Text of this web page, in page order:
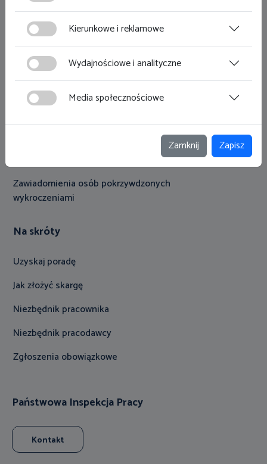
Zamówienia publiczne
Klauzula informacyjna
Deklaracja dostępności
Mapa strony
Zawiadomienia osób pokrzywdzonych
wykroczeniami
Na skróty
Uzyskaj poradę
Jak złożyć skargę
Niezbędnik pracownika
Niezbędnik pracodawcy
Zgłoszenia obowiązkowe
Państwowa Inspekcja Pracy
Kontakt
Zgoda na pliki cookies jest dobrowolna i można ją wycofać lub
zmodyfikować w dowolnym momencie klikając w przycisk
ciasteczka w lewym dolnym rogu strony. Więcej informacji
znajdziesz w
Kierunkowe i reklamowe
Wydajnościowe i analityczne
Media społecznościowe
Zamknij Zapisz